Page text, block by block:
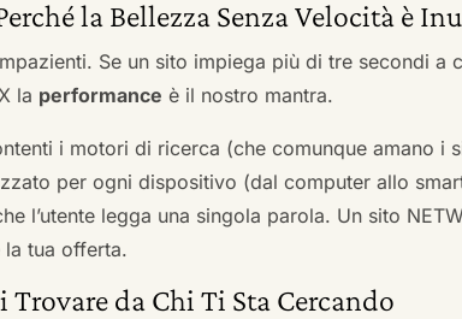
la Bellezza Senza Velocità è
Se un sito impiega più di tre secondi a
la performance è il nostro mantra.
i motori di ricerca (che comunque amano
per ogni dispositivo (dal computer allo
l’utente legga una singola parola. Un sito
tua offerta.
Trovare da Chi Ti Sta Cercando